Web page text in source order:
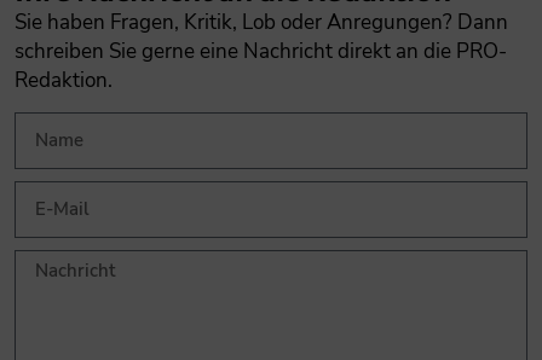
Sie haben Fragen, Kritik, Lob oder Anregungen? Dann
schreiben Sie gerne eine Nachricht direkt an die PRO-
Redaktion.